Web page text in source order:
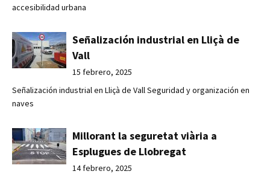
accesibilidad urbana
Señalización industrial en Lliçà de
Vall
15 febrero, 2025
Señalización industrial en Lliçà de Vall Seguridad y organización en
naves
Millorant la seguretat viària a
Esplugues de Llobregat
14 febrero, 2025